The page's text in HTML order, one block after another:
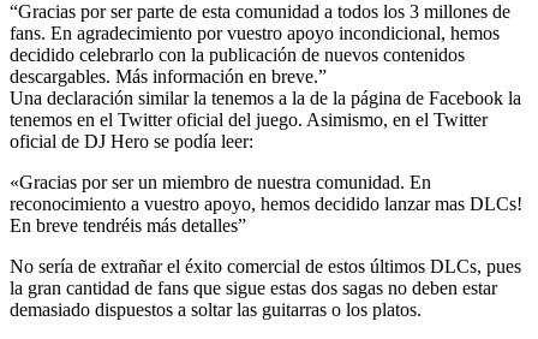
“Gracias por ser parte de esta comunidad a todos los 3 millones de
fans. En agradecimiento por vuestro apoyo incondicional, hemos
decidido celebrarlo con la publicación de nuevos contenidos
descargables. Más información en breve.”
Una declaración similar la tenemos a la de la página de Facebook la
tenemos en el Twitter oficial del juego. Asimismo, en el Twitter
oficial de DJ Hero se podía leer:
«Gracias por ser un miembro de nuestra comunidad. En
reconocimiento a vuestro apoyo, hemos decidido lanzar mas DLCs!
En breve tendréis más detalles”
No sería de extrañar el éxito comercial de estos últimos DLCs, pues
la gran cantidad de fans que sigue estas dos sagas no deben estar
demasiado dispuestos a soltar las guitarras o los platos.